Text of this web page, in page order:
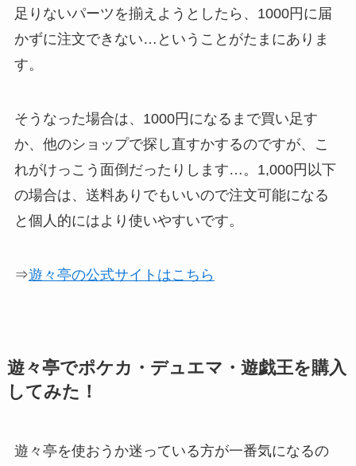
足りないパーツを揃えようとしたら、1000円に届
かずに注文できない…ということがたまにありま
す。
そうなった場合は、1000円になるまで買い足す
か、他のショップで探し直すかするのですが、こ
れがけっこう面倒だったりします…。1,000円以下
の場合は、送料ありでもいいので注文可能になる
と個人的にはより使いやすいです。
⇒遊々亭の公式サイトはこちら
遊々亭でポケカ・デュエマ・遊戯王を購入
してみた！
遊々亭を使おうか迷っている方が一番気になるの